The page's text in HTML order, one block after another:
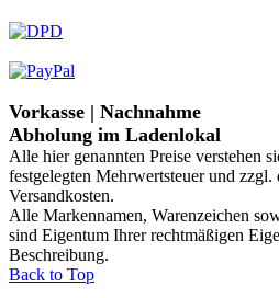
Vorkasse | Nachnahme
Abholung im Ladenlokal
Alle hier genannten Preise verstehen
festgelegten Mehrwertsteuer und zzgl.
Versandkosten.
Alle Markennamen, Warenzeichen
sind Eigentum Ihrer rechtmäßigen
Beschreibung.
Back to Top